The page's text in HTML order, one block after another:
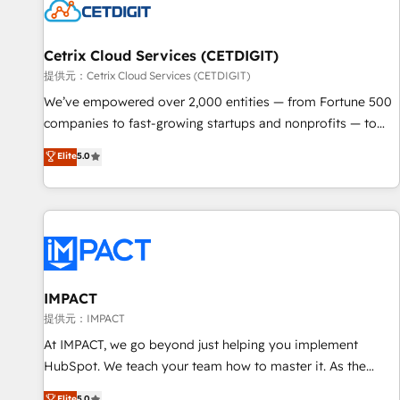
Cetrix Cloud Services (CETDIGIT)
提供元：Cetrix Cloud Services (CETDIGIT)
We’ve empowered over 2,000 entities — from Fortune 500
companies to fast-growing startups and nonprofits — to
streamline operations, scale revenue, and unlock the full
potential of HubSpot. With deep technical and industry
expertise, we fuse automation, integration, and AI
innovation to deliver lasting impact. We specialize in: •
Onboarding for Sales, Service, Marketing & Content Hubs •
AI voice and chat agents, predictive automation, and smart
workflows • Salesforce + HubSpot integration • RevOps and
AI-driven sales enablement • Website design and CMS
development • ERP integration: SAP, NetSuite, Microsoft
Dynamics, … • Data cleansing and CRM migration from any
Elite5.0
IMPACT
提供元：IMPACT
At IMPACT, we go beyond just helping you implement
HubSpot. We teach your team how to master it. As the
creators of the Endless Customers System™ (the next